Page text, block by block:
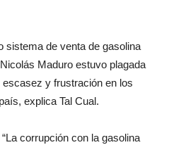
sistema de venta de gasolina
Maduro estuvo plagada
y frustración en los
explica Tal Cual.
corrupción con la gasolina